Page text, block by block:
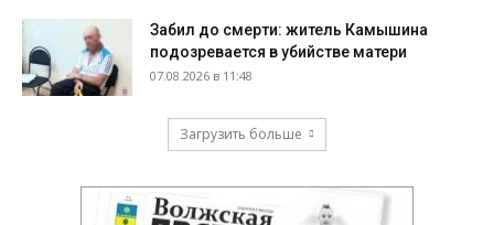
Забил до смерти: житель Камышина
подозревается в убийстве матери
07.08.2026 в 11:48
Загрузить больше